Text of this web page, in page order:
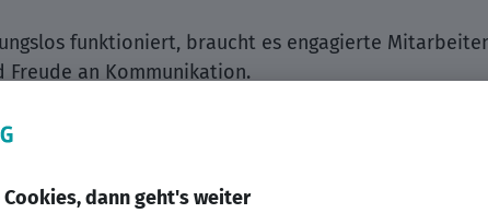
funktioniert, braucht es engagierte
Freude an Kommunikation.
kaufmännisches Wissen sinnvoll einsetzen und
Dann freuen wir uns darauf, dich kennenzulernen.